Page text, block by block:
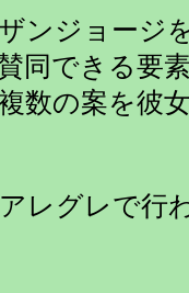
ンジョージ
同できる要
数の案を彼
レグレで行